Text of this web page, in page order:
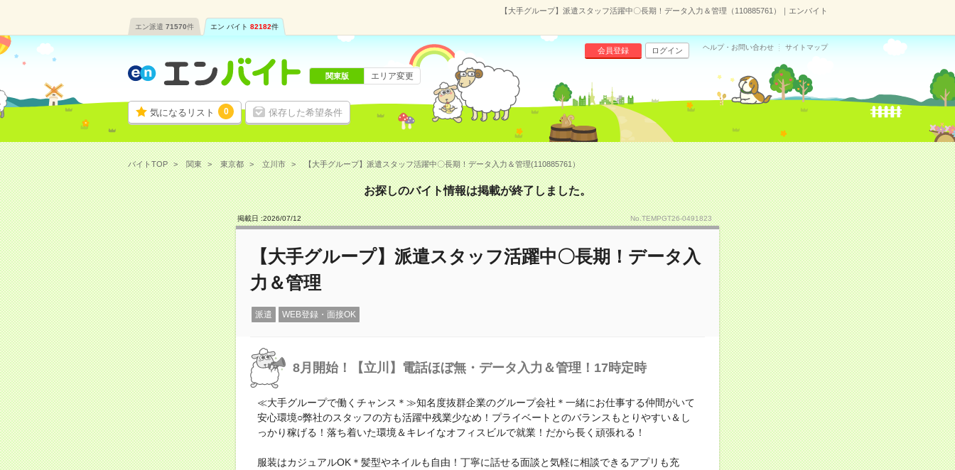
【大手グループ】派遣スタッフ活躍中〇長期！データ入力＆管理（110885761）｜エンバイト
エン派遣 71570件 エン バイト 82182件
気になるリスト 0 保存した希望条件
会員登録 ログイン ヘルプ・お問い合わせ サイトマップ
関東版 エリア変更
バイトTOP 関東 東京都 立川市 【大手グループ】派遣スタッフ活躍中〇長期！データ入力＆管理(110885761）
お探しのバイト情報は掲載が終了しました。
掲載日 :2026/07/12 No.TEMPGT26-0491823
【大手グループ】派遣スタッフ活躍中〇長期！データ入
力＆管理
派遣 WEB登録・面接OK
8月開始！【立川】電話ほぼ無・データ入力＆管理！17時定時
≪大手グループで働くチャンス＊≫知名度抜群企業のグループ会社＊一緒にお仕事する仲間がいて
安心環境○弊社のスタッフの方も活躍中残業少なめ！プライベートとのバランスもとりやすい＆し
っかり稼げる！落ち着いた環境＆キレイなオフィスビルで就業！だから長く頑張れる！
服装はカジュアルOK＊髪型やネイルも自由！丁寧に話せる面談と気軽に相談できるアプリも充